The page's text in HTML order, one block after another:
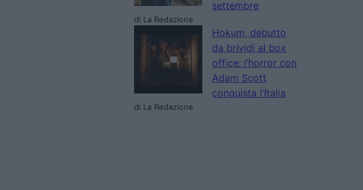
settembre
di La Redazione
Hokum, debutto
da brividi al box
office: l’horror con
Adam Scott
conquista l’Italia
di La Redazione